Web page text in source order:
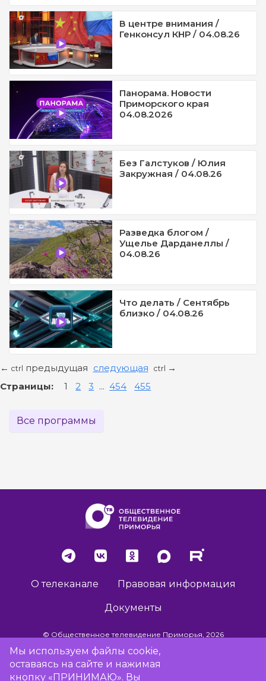
В центре внимания /
Генконсул КНР / 04.08.26
Панорама. Новости
Приморского края
04.08.2026
Без Галстуков / Юлия
Закружная / 04.08.26
Разведка блогом /
Ущелье Дарданеллы /
04.08.26
Что делать / Сентябрь
близко / 04.08.26
← ctrl предыдущая следующая ctrl →
Страницы: 1 2 3 ... 454 455
Все программы
О телеканале Правовая информация
Документы
© Общественное телевидение Приморья, 2026
Разработка сайта -
Мы используем файлы cookie,
оставаясь на сайте и нажимая
кнопку «ПРИНИМАЮ». Вы